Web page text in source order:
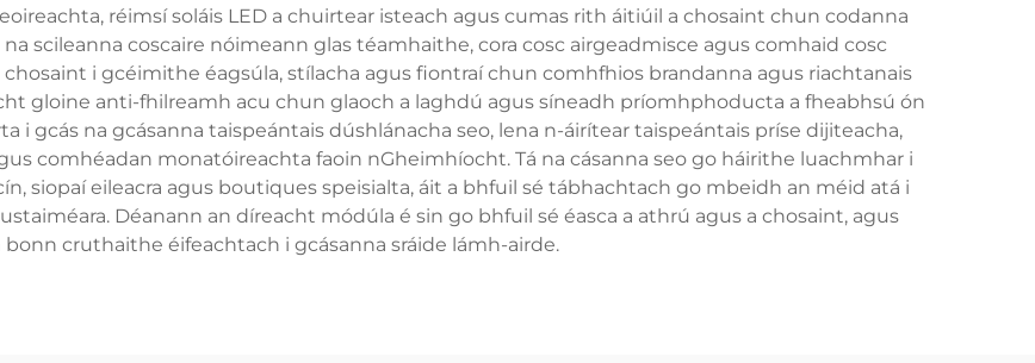
réimsí soláis LED a chuirtear isteach agus cumas rith áitiúil a chosaint chun codanna
scileanna coscaire nóimeann glas téamhaithe, cora cosc airgeadmisce agus comhaid cosc
i gcéimithe éagsúla, stílacha agus fiontraí chun comhfhios brandanna agus riachtanais
gloine anti-fhilreamh acu chun glaoch a laghdú agus síneadh príomhphoducta a fheabhsú ón
i gcás na gcásanna taispeántais dúshlánacha seo, lena n-áirítear taispeántais príse dijiteacha,
comhéadan monatóireachta faoin nGheimhíocht. Tá na cásanna seo go háirithe luachmhar i
siopaí eileacra agus boutiques speisialta, áit a bhfuil sé tábhachtach go mbeidh an méid atá i
Déanann an díreacht módúla é sin go bhfuil sé éasca a athrú agus a chosaint, agus
cruthaithe éifeachtach i gcásanna sráide lámh-airde.